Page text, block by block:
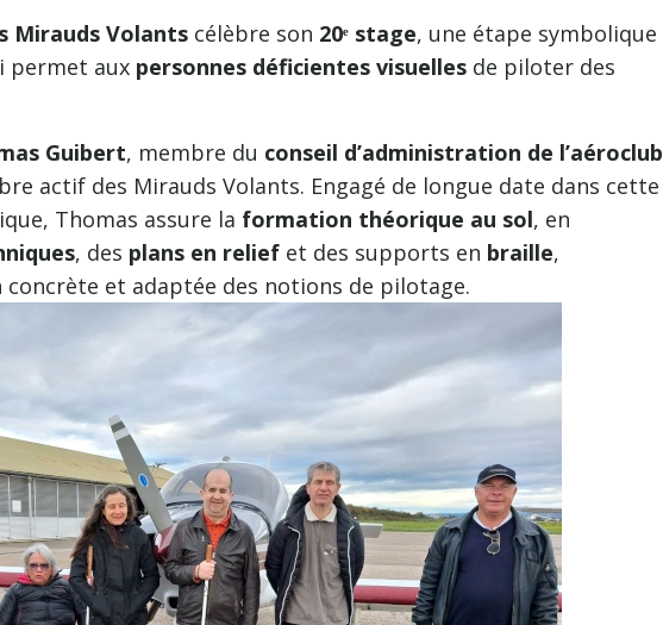
Mirauds Volants célèbre son 20ᵉ stage, une étape symbolique
permet aux personnes déficientes visuelles de piloter des
Guibert, membre du conseil d’administration de l’aéroclub
actif des Mirauds Volants. Engagé de longue date dans cette
Thomas assure la formation théorique au sol, en
, des plans en relief et des supports en braille,
et adaptée des notions de pilotage.